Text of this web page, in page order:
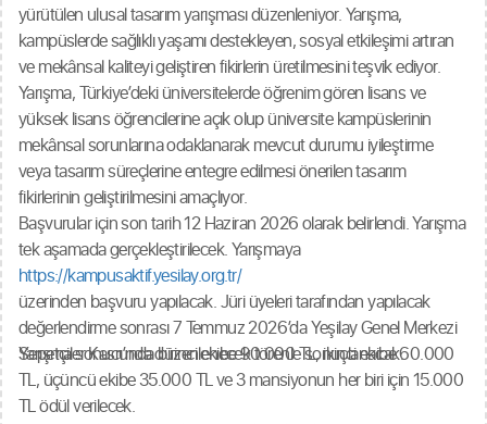
yürütülen ulusal tasarım yarışması düzenleniyor. Yarışma,
kampüslerde sağlıklı yaşamı destekleyen, sosyal etkileşimi artıran
ve mekânsal kaliteyi geliştiren fikirlerin üretilmesini teşvik ediyor.
Yarışma, Türkiye’deki üniversitelerde öğrenim gören lisans ve
yüksek lisans öğrencilerine açık olup üniversite kampüslerinin
mekânsal sorunlarına odaklanarak mevcut durumu iyileştirme
veya tasarım süreçlerine entegre edilmesi önerilen tasarım
fikirlerinin geliştirilmesini amaçlıyor.
Başvurular için son tarih 12 Haziran 2026 olarak belirlendi. Yarışma
tek aşamada gerçekleştirilecek. Yarışmaya
https://kampusaktif.yesilay.org.tr/
üzerinden başvuru yapılacak. Jüri üyeleri tarafından yapılacak
değerlendirme sonrası 7 Temmuz 2026’da Yeşilay Genel Merkezi
Sepetçiler Kasrı’nda düzenlenecek törenle sonuçlanacak.
Yarışma sonucunda birinci ekibe 90.000 TL, ikinci ekibe 60.000
TL, üçüncü ekibe 35.000 TL ve 3 mansiyonun her biri için 15.000
TL ödül verilecek.